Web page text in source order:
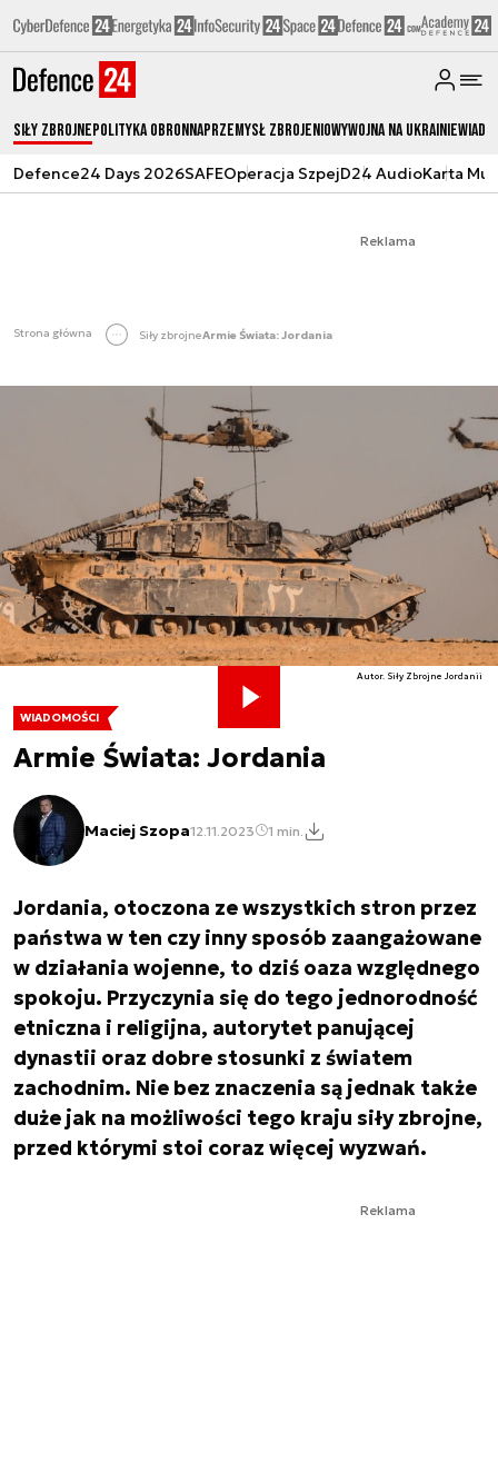
Siły zbrojnePolityka obronnaPrzemysł ZbrojeniowyWojna na Ukrainie
Defence24 Days 2026SAFEOperacja SzpejD24 AudioKarta
Reklama
Strona główna Siły zbrojneArmie Świata: Jordania
WIADOMOŚCI
Armie Świata: Jordania
Maciej Szopa12.11.2023 1 min.
Autor. Siły Zbrojne Jordanii
Jordania, otoczona ze wszystkich stron przez
państwa w ten czy inny sposób zaangażowane
w działania wojenne, to dziś oaza względnego
spokoju. Przyczynia się do tego jednorodność
etniczna i religijna, autorytet panującej
dynastii oraz dobre stosunki z światem
zachodnim. Nie bez znaczenia są jednak także
duże jak na możliwości tego kraju siły zbrojne,
przed którymi stoi coraz więcej wyzwań.
Reklama